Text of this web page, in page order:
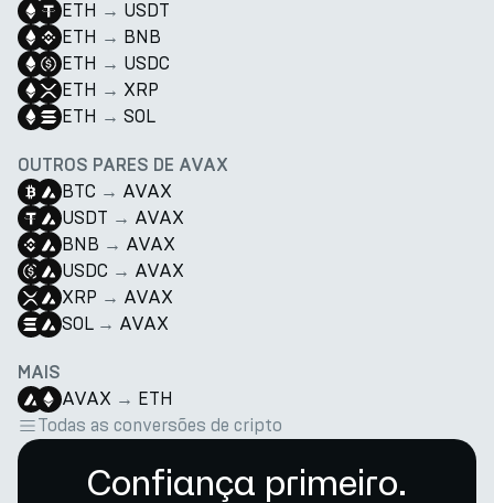
ETH → USDT
ETH → BNB
ETH → USDC
ETH → XRP
ETH → SOL
OUTROS PARES DE AVAX
BTC → AVAX
USDT → AVAX
BNB → AVAX
USDC → AVAX
XRP → AVAX
SOL → AVAX
MAIS
AVAX → ETH
Todas as conversões de cripto
Confiança primeiro.